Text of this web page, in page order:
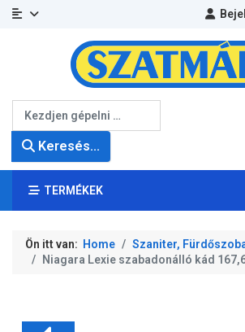
Keresés...
TERMÉKEK
Ön itt van: Home Szaniter,
Niagara Lexie szabadonálló kád